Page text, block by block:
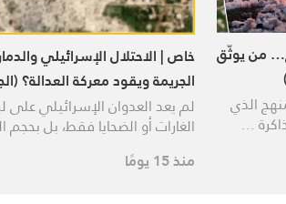
من يوثّق
الذي
…
خاص | الاحتلال الإسرائيلي
الجريمة ويقود معركة العدالة؟
لم يعد العدوان الإسرائيلي على
الغارات أو الضحايا فقط، بل بحجم
منذ 15 يومًا